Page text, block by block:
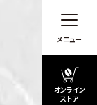
メニュー
オンライン
ストア